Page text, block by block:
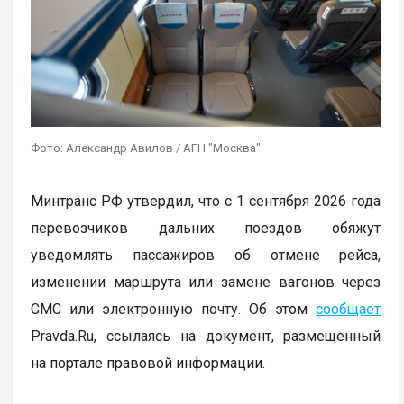
Фото: Александр Авилов / АГН "Москва"
Минтранс РФ утвердил, что с 1 сентября 2026 года
перевозчиков дальних поездов обяжут
уведомлять пассажиров об отмене рейса,
изменении маршрута или замене вагонов через
СМС или электронную почту. Об этомсообщает
Pravda.Ru, ссылаясь на документ, размещенный
на портале правовой информации.